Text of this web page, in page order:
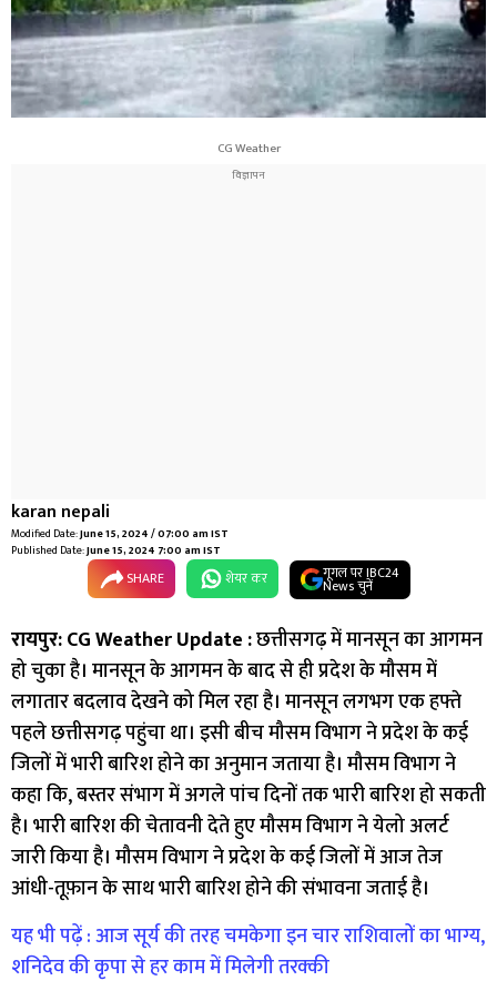
CG Weather
karan nepali
Modified Date:June 15, 2024 / 07:00 am IST
Published Date:June 15, 2024 7:00 am IST
SHARE शेयर कर गूगल पर IBC24
News चुनें
रायपुर: CG Weather Update :छत्तीसगढ़ में मानसून का आगमन
हो चुका है। मानसून के आगमन के बाद से ही प्रदेश के मौसम में
लगातार बदलाव देखने को मिल रहा है। मानसून लगभग एक हफ्ते
पहले छत्तीसगढ़ पहुंचा था। इसी बीच मौसम विभाग ने प्रदेश के कई
जिलों में भारी बारिश होने का अनुमान जताया है। मौसम विभाग ने
कहा कि, बस्तर संभाग में अगले पांच दिनों तक भारी बारिश हो सकती
है। भारी बारिश की चेतावनी देते हुए मौसम विभाग ने येलो अलर्ट
जारी किया है। मौसम विभाग ने प्रदेश के कई जिलों में आज तेज
आंधी-तूफ़ान के साथ भारी बारिश होने की संभावना जताई है।
यह भी पढ़ें : आज सूर्य की तरह चमकेगा इन चार राशिवालों का भाग्य,
शनिदेव की कृपा से हर काम में मिलेगी तरक्की